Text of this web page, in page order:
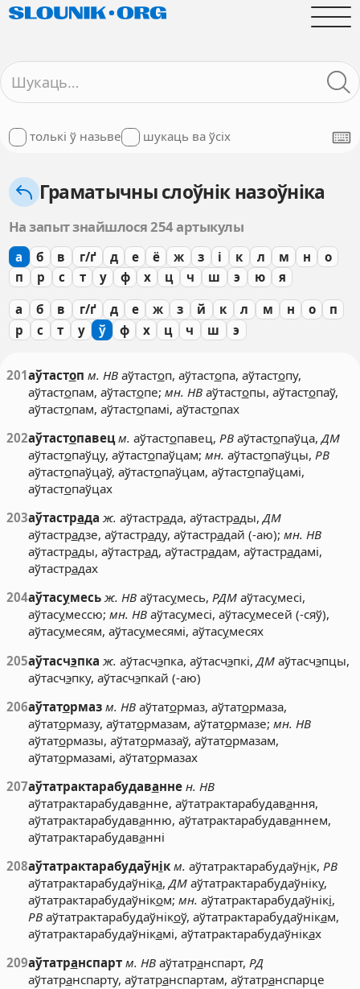
толькі ў назьве шукаць ва ўсіх
Граматычны слоўнік назоўніка
На запыт знайшлося 254 артыкулы
а б в г/ґ д е ё ж з і к л м н
о
п
р с т у ф х ц ч ш э ю я
а б в г/ґ д е ж з й к л м н о
п
р
с т у ў ф х ц ч ш э
201аўтастоп м. НВаўтастоп, аўтастопа, аўтастопу,
аўтастопам, аўтастопе; мн. НВаўтастопы, аўтастопаў,
аўтастопам, аўтастопамі, аўтастопах
202аўтастопавец м. аўтастопавец, РВаўтастопаўца,ДМ
аўтастопаўцу, аўтастопаўцам; мн. аўтастопаўцы, РВ
аўтастопаўцаў, аўтастопаўцам, аўтастопаўцамі,
аўтастопаўцах
203аўтастрада ж. аўтастрада, аўтастрады,ДМ
аўтастрадзе, аўтастраду, аўтастрадай (-аю); мн. НВ
аўтастрады, аўтастрад, аўтастрадам, аўтастрадамі,
аўтастрадах
204аўтасумесь ж. НВаўтасумесь, РДМаўтасумесі,
аўтасумессю; мн. НВаўтасумесі, аўтасумесей (-сяў),
аўтасумесям, аўтасумесямі, аўтасумесях
205аўтасчэпка ж. аўтасчэпка, аўтасчэпкі, ДМаўтасчэпцы,
аўтасчэпку, аўтасчэпкай (-аю)
206аўтатормаз м. НВаўтатормаз, аўтатормаза,
аўтатормазу, аўтатормазам, аўтатормазе; мн. НВ
аўтатормазы, аўтатормазаў, аўтатормазам,
аўтатормазамі, аўтатормазах
207аўтатрактарабудаванне н. НВ
аўтатрактарабудаванне, аўтатрактарабудавання,
аўтатрактарабудаванню, аўтатрактарабудаваннем,
аўтатрактарабудаванні
208аўтатрактарабудаўнік м. аўтатрактарабудаўнік, РВ
аўтатрактарабудаўніка, ДМаўтатрактарабудаўніку,
аўтатрактарабудаўніком; мн. аўтатрактарабудаўнікі,
РВаўтатрактарабудаўнікоў, аўтатрактарабудаўнікам,
аўтатрактарабудаўнікамі, аўтатрактарабудаўніках
209аўтатранспарт м. НВаўтатранспарт, РД
аўтатранспарту, аўтатранспартам, аўтатранспарце